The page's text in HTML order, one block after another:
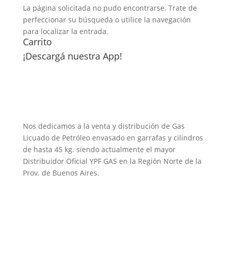
La página solicitada no pudo encontrarse. Trate de
perfeccionar su búsqueda o utilice la navegación
para localizar la entrada.
Carrito
¡Descargá nuestra App!
Nos dedicamos a la venta y distribución de Gas
Licuado de Petróleo envasado en garrafas y cilindros
de hasta 45 kg. siendo actualmente el mayor
Distribuidor Oficial YPF GAS en la Región Norte de la
Prov. de Buenos Aires.